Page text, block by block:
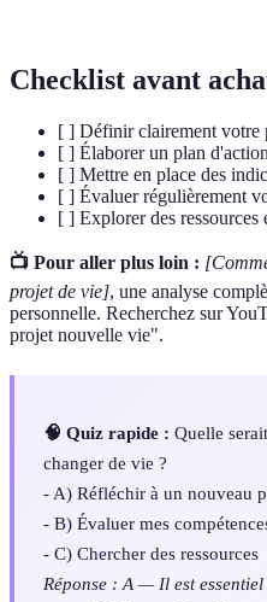
Checklist avant
[ ] Définir clairement votre
[ ] Élaborer un plan
[ ] Mettre en place des
[ ] Évaluer régulièrement
[ ] Explorer des ressources
📺 Pour aller plus loin :
projet de vie], une analyse
personnelle. Recherchez sur
projet nouvelle vie".
🧠 Quiz rapide : Quelle
changer de vie ?
- A) Réfléchir à un nouveau
- B) Évaluer mes
- C) Chercher des ressources
Réponse : A — Il est